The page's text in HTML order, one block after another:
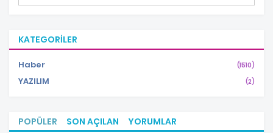
KATEGORILER
Haber (1510)
YAZILIM (2)
POPÜLER SON AÇILAN YORUMLAR